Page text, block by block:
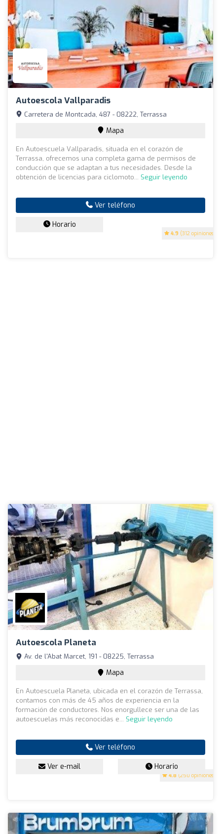
Autoescola Vallparadis
4.9 (312 opiniones)
Carretera de Montcada, 487 - 08222, Terrassa
Mapa
En Autoescuela Vallparadis, situada en el corazón de
Terrassa, ofrecemos una completa gama de permisos de
conducción que se adaptan a tus necesidades. Desde la
obtención de licencias para ciclomoto... Seguir leyendo
Ver teléfono
Horario
Autoescola Planeta
4.8 (250 opiniones)
Av. de l'Abat Marcet, 191 - 08225, Terrassa
Mapa
En Autoescuela Planeta, ubicada en el corazón de Terrassa,
contamos con más de 45 años de experiencia en la
formación de conductores. Nos enorgullece ser una de las
autoescuelas más reconocidas e... Seguir leyendo
Ver teléfono
Ver e-mail Horario